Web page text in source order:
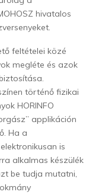
hivatalos
feltételei közé
megléte és azok
történő fizikai
HORINFO
applikáción
Ha a
is
alkalmas készülék
be tudja mutatni,